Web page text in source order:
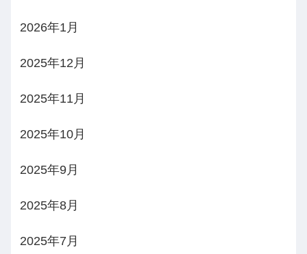
2026年1月
2025年12月
2025年11月
2025年10月
2025年9月
2025年8月
2025年7月